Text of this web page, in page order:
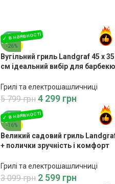
-26%
Вугільний гриль Landgraf 45 х 35
см ідеальний вибір для барбекю
Грилі та електрошашличниці
5 799грн 4 299 грн
-16%
Великий садовий гриль
+ полички зручність і комфорт
Грилі та електрошашличниці
3 099грн 2 599 грн